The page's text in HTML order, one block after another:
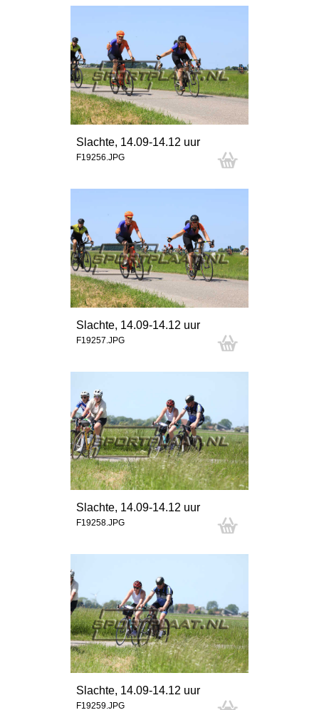
Slachte, 14.09-14.12 uur
F19256.JPG
Slachte, 14.09-14.12 uur
F19257.JPG
Slachte, 14.09-14.12 uur
F19258.JPG
Slachte, 14.09-14.12 uur
F19259.JPG